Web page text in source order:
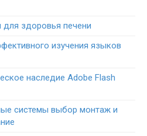
здоровья печени
изучения языков
наследие Adobe Flash
системы выбор монтаж и